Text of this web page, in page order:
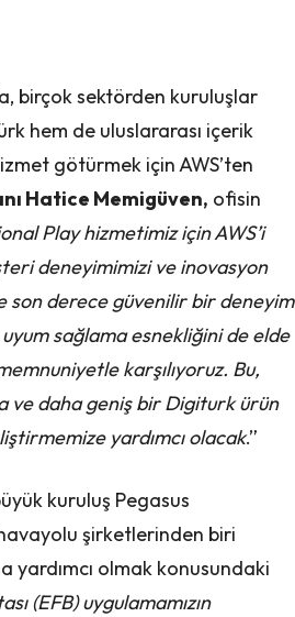
birçok sektörden kuruluşlar
hem de uluslararası içerik
götürmek için AWS’ten
Hatice Memigüven, ofisin
Play hizmetimiz için AWS’i
deneyimimizi ve inovasyon
son derece güvenilir bir deneyim
sağlama esnekliğini de elde
karşılıyoruz. Bu,
ve daha geniş bir Digiturk ürün
yardımcı olacak.”
kuruluş Pegasus
şirketlerinden biri
yardımcı olmak konusundaki
(EFB) uygulamamızın